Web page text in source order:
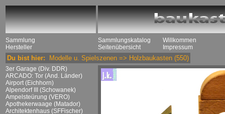
Sammlung
Hersteller
Sammlungskatalog
Seitenübersicht
Willkommen
Impressum
Du bist hier: Modelle u. Spielszenen => Holzbaukasten (550)
3er Garage (Div. DDR)
ARCADO: Tor (And. Länder)
Airport (Eichhorn)
Alpendorf III (Schowanek)
Ampelsteürung (VERO)
Apothekerwaage (Matador)
Architektenhaus (SFFischer)